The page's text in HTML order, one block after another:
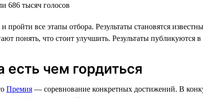
686 тысяч голосов
пройти все этапы отбора. Результаты становятся
понять, что стоит улучшить. Результаты публикуются в
есть чем гордиться
Премия — соревнование конкретных достижений. В